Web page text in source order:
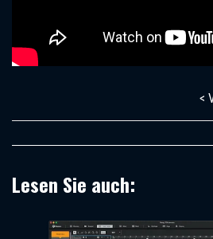
<
Lesen Sie auch: